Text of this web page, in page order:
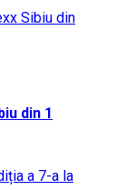
din 1